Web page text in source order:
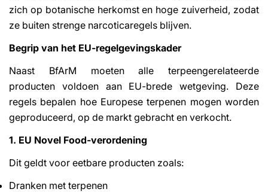
zich op botanische herkomst en hoge zuiverheid, zodat
ze buiten strenge narcoticaregels blijven.
Begrip van het EU-regelgevingskader
Naast BfArM moeten alle terpeengerelateerde
producten voldoen aan EU-brede wetgeving. Deze
regels bepalen hoe Europese terpenen mogen worden
geproduceerd, op de markt gebracht en verkocht.
1. EU Novel Food-verordening
Dit geldt voor eetbare producten zoals:
Dranken met terpenen